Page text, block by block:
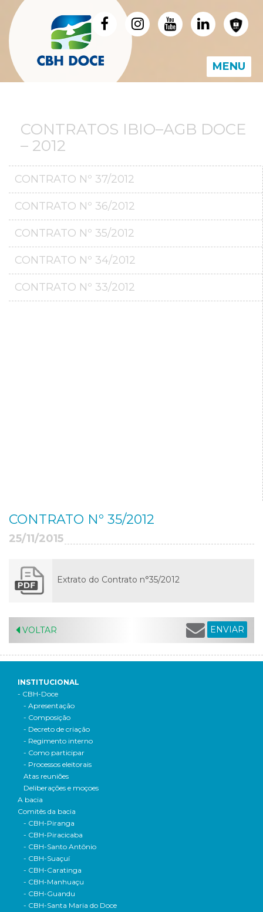
MENU
CONTRATOS IBIO–AGB DOCE
– 2012
CONTRATO Nº 37/2012
CONTRATO Nº 36/2012
CONTRATO Nº 35/2012
CONTRATO Nº 34/2012
CONTRATO Nº 33/2012
CONTRATO Nº 35/2012
25/11/2015
Extrato do Contrato n°35/2012
VOLTAR ENVIAR
INSTITUCIONAL
- CBH-Doce
- Apresentação
- Composição
- Decreto de criação
- Regimento interno
- Como participar
- Processos eleitorais
Atas reuniões
Deliberações e moçoes
A bacia
Comitês da bacia
- CBH-Piranga
- CBH-Piracicaba
- CBH-Santo Antônio
- CBH-Suaçuí
- CBH-Caratinga
- CBH-Manhuaçu
- CBH-Guandu
- CBH-Santa Maria do Doce